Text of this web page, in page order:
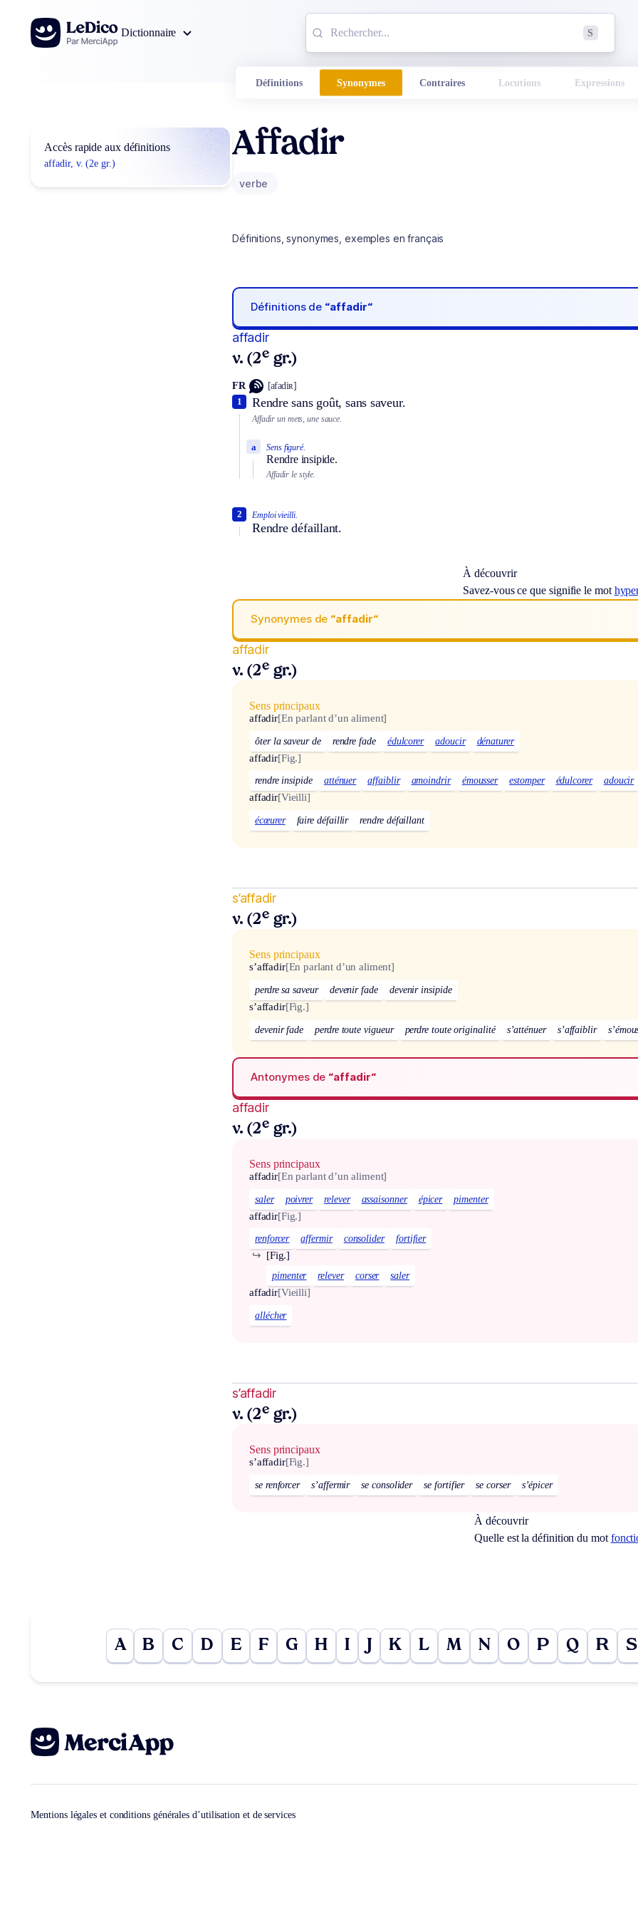
Aller au contenu
Dictionnaire
S
Définitions Synonymes Contraires Locutions Expressions
Accès rapide aux définitions
affadir, v. (2e gr.)
Affadir
verbe
Définitions, synonymes, exemples en français
Définitions de “affadir“
affadir
v. (2e gr.)
FR [afadiʀ]
Rendre sans goût, sans saveur.
1
Affadir un mets, une sauce.
Sens figuré.
Rendre insipide.
a
Affadir le style.
Emploi vieilli.
Rendre défaillant.
2
À découvrir
Savez-vous ce que signifie le mot
Synonymes de “affadir“
affadir
v. (2e gr.)
Sens principaux
affadir[En parlant d’un aliment]
ôter la saveur de rendre fade édulcorer adoucir dénaturer
affadir[Fig.]
rendre insipide atténuer affaiblir amoindrir émousser estomper édulcorer adoucir
affadir[Vieilli]
écœurer faire défaillir rendre défaillant
s’affadir
v. (2e gr.)
Sens principaux
s’affadir[En parlant d’un aliment]
perdre sa saveur devenir fade devenir insipide
s’affadir[Fig.]
devenir fade perdre toute vigueur perdre toute originalité s’atténuer s’affaiblir
Antonymes de “affadir“
affadir
v. (2e gr.)
Sens principaux
affadir[En parlant d’un aliment]
saler poivrer relever assaisonner épicer pimenter
affadir[Fig.]
renforcer affermir consolider fortifier
[Fig.]
↪
pimenter relever corser saler
affadir[Vieilli]
allécher
s’affadir
v. (2e gr.)
Sens principaux
s’affadir[Fig.]
se renforcer s’affermir se consolider se fortifier se corser s’épicer
À découvrir
Quelle est la définition du mot
A B C D E F G H I J K L M N O P Q R S
Mentions légales et conditions générales d’utilisation et de services